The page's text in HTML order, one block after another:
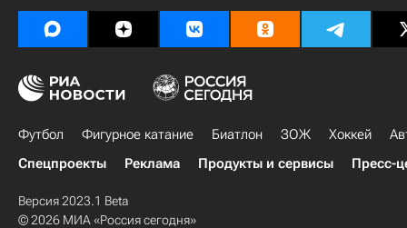
Футбол Фигурное катание Биатлон ЗОЖ Хоккей
Спецпроекты
Реклама Продукты и сервисы Пресс-
Версия 2023.1 Beta
© 2026 МИА «Россия сегодня»